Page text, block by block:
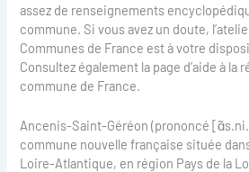
assez de renseignements
commune. Si vous avez un doute,
Communes de France est à votre
Consultez également la page d’aide à la
commune de France.
Ancenis-Saint-Géréon (prononcé
commune nouvelle française située
Loire-Atlantique, en région Pays de la